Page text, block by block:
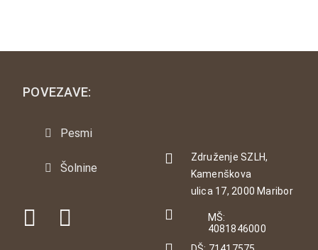
Združenje SZLH,
Kamenškova
ulica 17, 2000 Maribor
MŠ:
4081846000
POVEZAVE:
Pesmi
Šolnine